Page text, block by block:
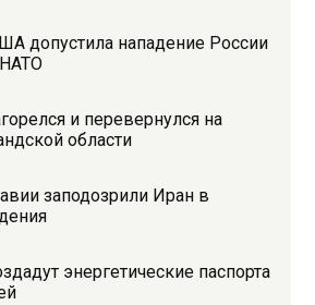
допустила нападение России
НАТО
и перевернулся на
области
заподозрили Иран в
энергетические паспорта